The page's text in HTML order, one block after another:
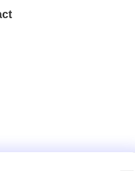
930
DE PROVINCIE VAN DE